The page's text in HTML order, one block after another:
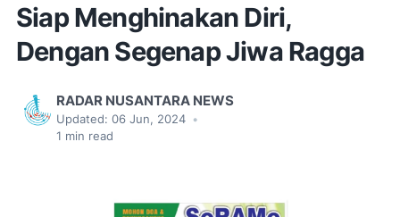
Siap Menghinakan Diri,
Dengan Segenap Jiwa Ragga
RADAR NUSANTARA NEWS
Updated: 06 Jun, 2024 •
1 min read